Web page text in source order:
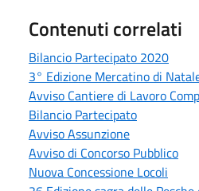
Contenuti correlati
Bilancio Partecipato 2020
3° Edizione Mercatino di
Avviso Cantiere di Lavoro
Bilancio Partecipato
Avviso Assunzione
Avviso di Concorso Pubblico
Nuova Concessione Locoli